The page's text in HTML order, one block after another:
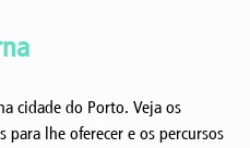
cidade do Porto. Veja os
para lhe oferecer e os percursos